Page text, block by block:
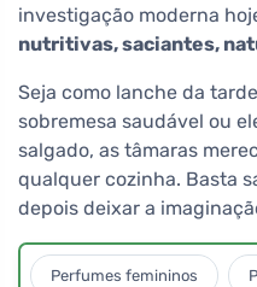
investigação moderna
nutritivas, saciantes,
Seja como lanche da
sobremesa saudável ou
salgado, as tâmaras
qualquer cozinha. Basta
depois deixar a
Perfumes femininos